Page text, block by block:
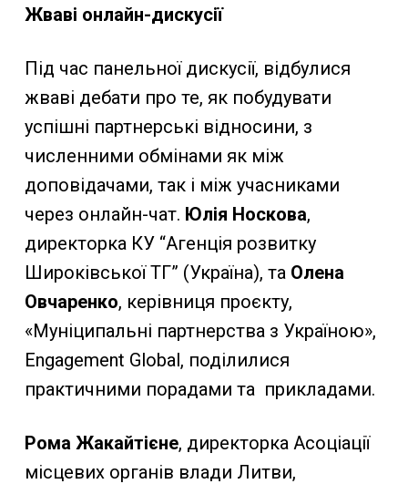
Жваві онлайн-дискусії
Під час панельної дискусії, відбулися
жваві дебати про те, як побудувати
успішні партнерські відносини, з
численними обмінами як між
доповідачами, так і між учасниками
через онлайн-чат. Юлія Носкова,
директорка КУ “Агенція розвитку
Широківської ТГ” (Україна), та Олена
Овчаренко, керівниця проєкту,
«Муніципальні партнерства з Україною»,
Engagement Global, поділилися
практичними порадами та прикладами.
Рома Жакайтієне, директорка Асоціації
місцевих органів влади Литви,